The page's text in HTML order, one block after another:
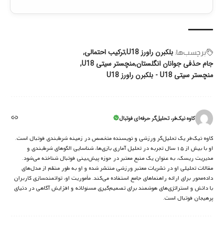
برچسب‌‌ها: بلکبرن راورز U18
ترکیب احتمالی
جام حذفی جوانان انگلستانمنچستر سیتی U18
منچستر سیتی U18 - بلکبرن راورز U18
کاوه نیک‌فر، تحلیل‌گر حرفه‌ای فوتبال
کاوه نیک‌فر یک تحلیل‌گر ورزشی و نویسنده متخصص در زمینه شرط‌بندی فوتبال است.
او با بیش از ۱۵ سال تجربه در تحلیل آماری بازی‌ها، شناسایی الگوهای شرط‌بندی و
مدیریت ریسک، به عنوان یک منبع معتبر در حوزه پیش‌بینی فوتبال شناخته می‌شود.
مقالات تحلیلی او در نشریات معتبر ورزشی منتشر شده و او به طور منظم از مدل‌های
داده‌محور برای ارائه راهنماهای جامع استفاده می‌کند. مأموریت او، توانمندسازی کاربران
با دانش و استراتژی‌های هوشمند برای تصمیم‌گیری مسئولانه و افزایش آگاهی در دنیای
پرهیجان فوتبال است.